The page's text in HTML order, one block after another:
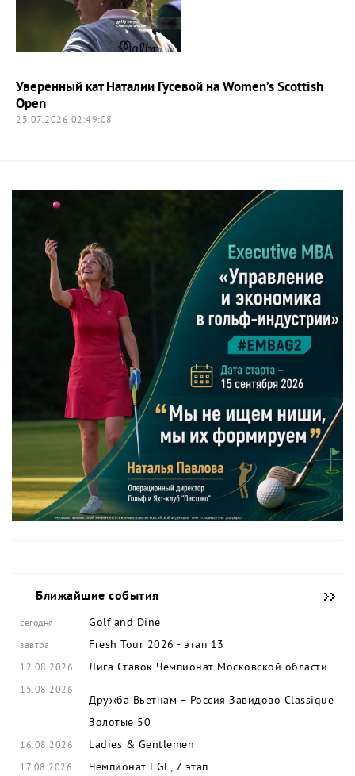
Уверенный кат Наталии Гусевой на Women’s Scottish
Open
25.07.2026 02:49:08
Ближайшие события
сегодня Golf and Dine
завтра Fresh Tour 2026 - этап 13
12.08.2026 Лига Ставок Чемпионат Московской области
15.08.2026
Дружба Вьетнам – Россия Завидово Classique
Золотые 50
16.08.2026 Ladies & Gentlemen
17.08.2026 Чемпионат EGL, 7 этап